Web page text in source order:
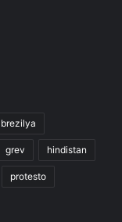
brezilya
grev hindistan
protesto